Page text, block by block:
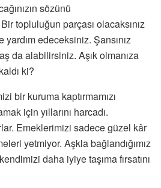
sözünü
topluluğun parçası olacaksınız
edeceksiniz. Şansınız
da alabilirsiniz. Aşık olmanıza
ki?
bir kuruma kaptırmamızı
için yıllarını harcadı.
Emeklerimizi sadece güzel kâr
yetmiyor. Aşkla bağlandığımız
daha iyiye taşıma fırsatını